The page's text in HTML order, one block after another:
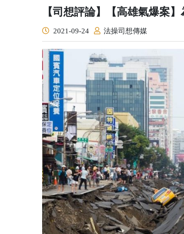
【司想評論】【高雄氣爆案
2021-09-24 法操司想傳媒